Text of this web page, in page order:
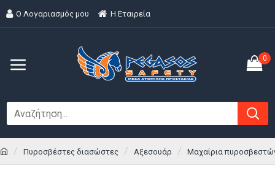
Ο Λογαριασμός μου H Εταιρεία
0
Πυροσβέστες διασώστες Αξεσουάρ Μαχαίρια